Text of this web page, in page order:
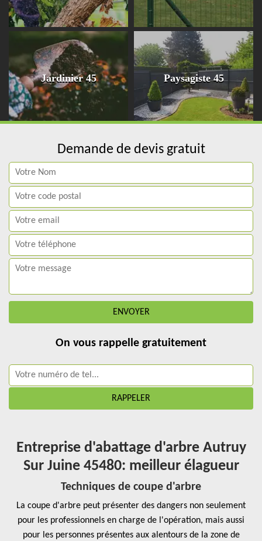
Jardinier 45 Paysagiste 45
Demande de devis gratuit
On vous rappelle gratuitement
Entreprise d'abattage d'arbre Autruy
Sur Juine 45480: meilleur élagueur
Techniques de coupe d'arbre
La coupe d'arbre peut présenter des dangers non seulement
pour les professionnels en charge de l'opération, mais aussi
pour les personnes présentes aux alentours de la zone de